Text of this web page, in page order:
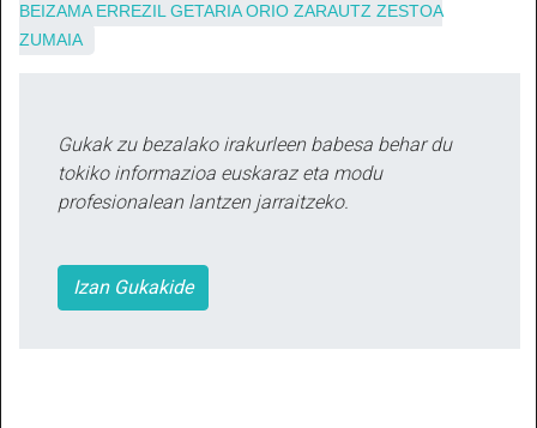
BEIZAMA ERREZIL GETARIA ORIO ZARAUTZ ZESTOA
ZUMAIA
Gukak zu bezalako irakurleen babesa behar du
tokiko informazioa euskaraz eta modu
profesionalean lantzen jarraitzeko.
Izan Gukakide